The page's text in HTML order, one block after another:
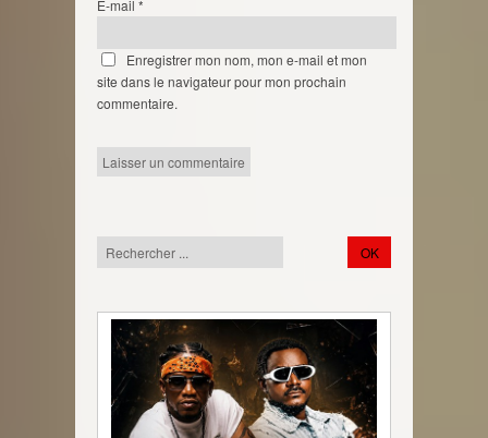
E-mail *
Enregistrer mon nom, mon e-mail et mon
site dans le navigateur pour mon prochain
commentaire.